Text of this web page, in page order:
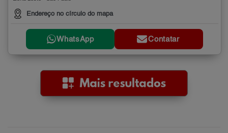
Endereço no círculo do mapa
WhatsApp Contatar